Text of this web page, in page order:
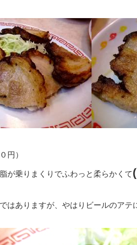
円）
が乗りまくりでふわっと柔らかくて
はありますが、やはりビールのアテ